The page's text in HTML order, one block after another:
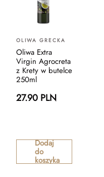
OLIWA GRECKA
Oliwa Extra
Virgin Agrocreta
z Krety w butelce
250ml
27.90 PLN
Dodaj
do
koszyka